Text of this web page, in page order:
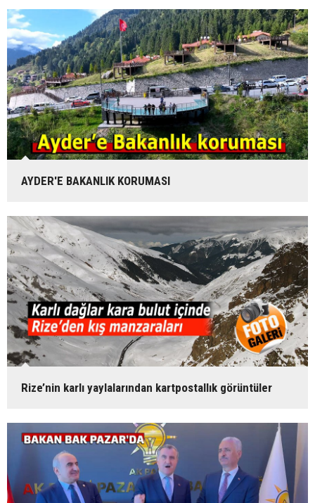
AYDER'E BAKANLIK KORUMASI
Rize’nin karlı yaylalarından kartpostallık görüntüler